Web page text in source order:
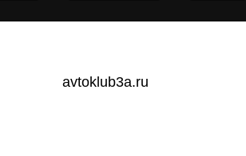
avtoklub3a.ru